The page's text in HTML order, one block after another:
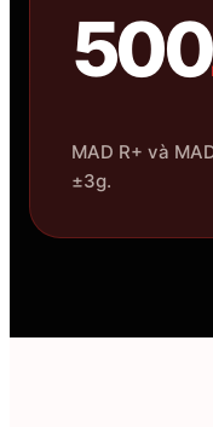
500
MAD R+ và
±3g.